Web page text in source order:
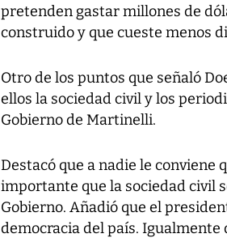
pretenden gastar millones de
construido y que cueste menos
Otro de los puntos que señaló
ellos la sociedad civil y los
Gobierno de Martinelli.
Destacó que a nadie le conviene
importante que la sociedad civil
Gobierno. Añadió que el
democracia del país. Igualmente